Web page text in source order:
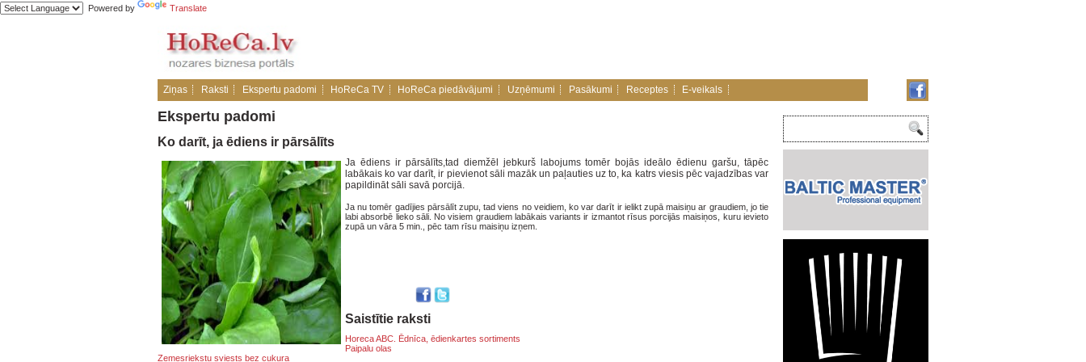
Powered by Translate
Ziņas Raksti Ekspertu padomi HoReCa TV HoReCa piedāvājumi Uzņēmumi Pasākumi Receptes E-veikals
Ekspertu padomi
Ko darīt, ja ēdiens ir pārsālīts
Ja ēdiens ir pārsālīts,tad diemžēl jebkurš labojums tomēr bojās ideālo ēdienu garšu, tāpēc
labākais ko var darīt, ir pievienot sāli mazāk un paļauties uz to, ka katrs viesis pēc vajadzības var
papildināt sāli savā porcijā.
Ja nu tomēr gadījies pārsālīt zupu, tad viens no veidiem, ko var darīt ir ielikt zupā maisiņu ar graudiem, jo tie
labi absorbē lieko sāli. No visiem graudiem labākais variants ir izmantot rīsus porcijās maisiņos, kuru ievieto
zupā un vāra 5 min., pēc tam rīsu maisiņu izņem.
Saistītie raksti
Horeca ABC. Ēdnīca, ēdienkartes sortiments
Paipalu olas
Zemesriekstu sviests bez cukura